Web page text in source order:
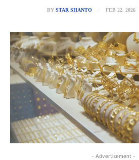
BY STAR SHANTO FEB 22, 2026
- Advertisement -